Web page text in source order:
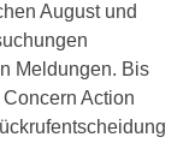
August und
Meldungen. Bis
Action